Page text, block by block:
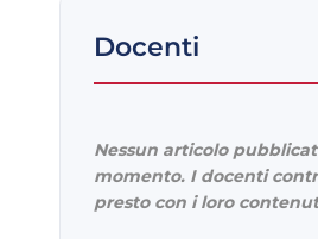
Docenti
Nessun articolo
momento. I docenti
presto con i loro